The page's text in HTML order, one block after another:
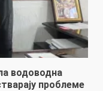
водоводна
проблеме